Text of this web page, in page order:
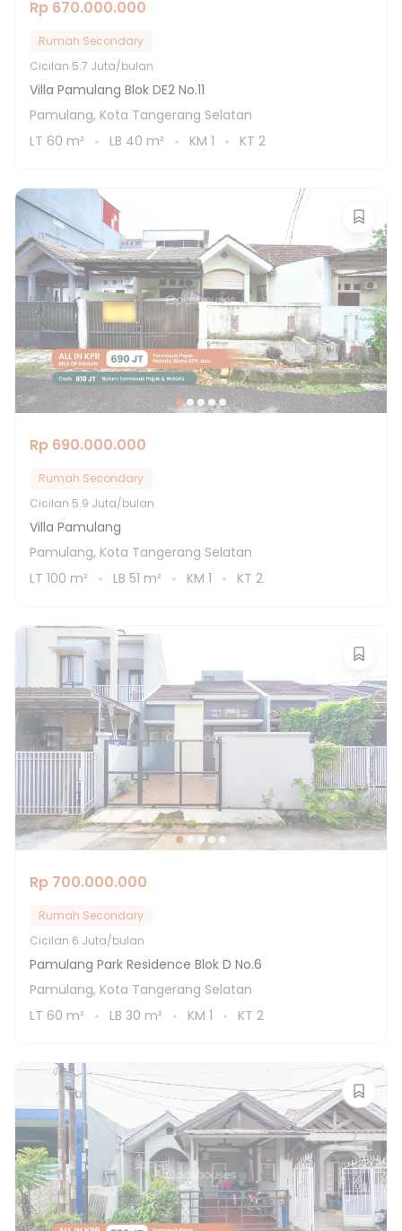
Rp 670.000.000
Rumah Secondary
Cicilan 5.7 Juta/bulan
Villa Pamulang Blok DE2 No.11
Pamulang, Kota Tangerang Selatan
LT 60 m² LB 40 m² KM 1 KT 2
Rp 690.000.000
Rumah Secondary
Cicilan 5.9 Juta/bulan
Villa Pamulang
Pamulang, Kota Tangerang Selatan
LT 100 m² LB 51 m² KM 1 KT 2
Rp 700.000.000
Rumah Secondary
Cicilan 6 Juta/bulan
Pamulang Park Residence Blok D No.6
Pamulang, Kota Tangerang Selatan
LT 60 m² LB 30 m² KM 1 KT 2